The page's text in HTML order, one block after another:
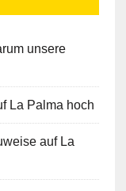
unsere
La Palma hoch
auf La